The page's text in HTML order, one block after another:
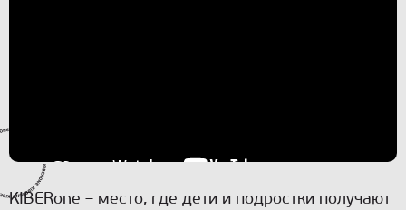
KIBERone – место, где дети и подростки получают